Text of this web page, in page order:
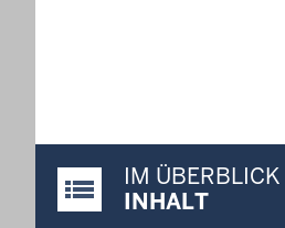
Justiz-Portal im Überblick:
IM ÜBERBLICK
INHALT